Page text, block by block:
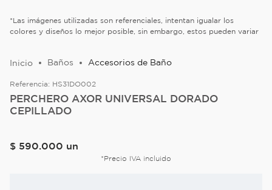
*Las imágenes utilizadas son referenciales, intentan igualar los
colores y diseños lo mejor posible, sin embargo, estos pueden variar
Baños Accesorios de Baño
Referencia: HS31DO002
PERCHERO AXOR UNIVERSAL DORADO
CEPILLADO
$ 590.000 un
*Precio IVA incluido